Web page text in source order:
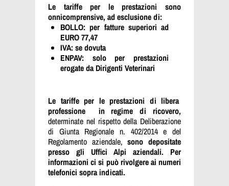
Le tariffe per le prestazioni sono
onnicomprensive, ad esclusione di:
BOLLO: per fatture superiori ad
EURO 77,47
IVA: se dovuta
ENPAV: solo per prestazioni
erogate da Dirigenti Veterinari
Le tariffe per le prestazioni di libera
professione in regime di ricovero,
determinate nel rispetto della Deliberazione
di Giunta Regionale n. 402/2014 e del
Regolamento aziendale, sono depositate
presso gli Uffici Alpi aziendali. Per
informazioni ci si può rivolgere ai numeri
telefonici sopra indicati.